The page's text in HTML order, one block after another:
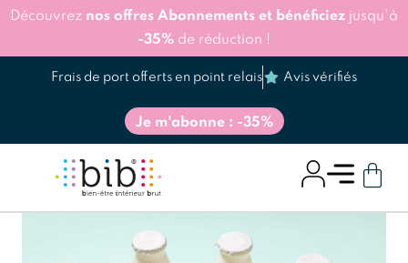
Découvrez nos offres Abonnements et bénéficiez jusqu'à
-35% de réduction !
Frais de port offerts en point relais Avis vérifiés
Je m'abonne : -35%